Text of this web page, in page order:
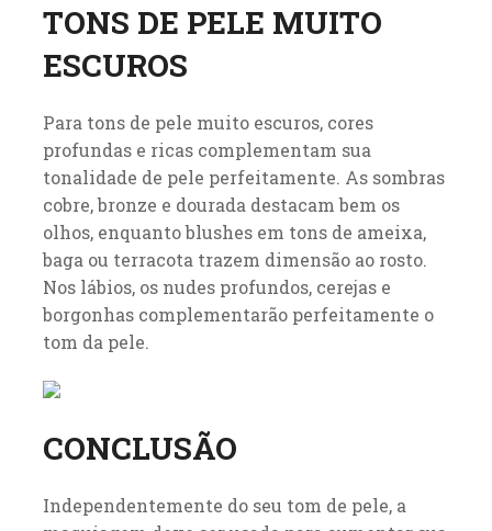
TONS DE PELE MUITO
ESCUROS
Para tons de pele muito escuros, cores
profundas e ricas complementam sua
tonalidade de pele perfeitamente. As sombras
cobre, bronze e dourada destacam bem os
olhos, enquanto blushes em tons de ameixa,
baga ou terracota trazem dimensão ao rosto.
Nos lábios, os nudes profundos, cerejas e
borgonhas complementarão perfeitamente o
tom da pele.
CONCLUSÃO
Independentemente do seu tom de pele, a